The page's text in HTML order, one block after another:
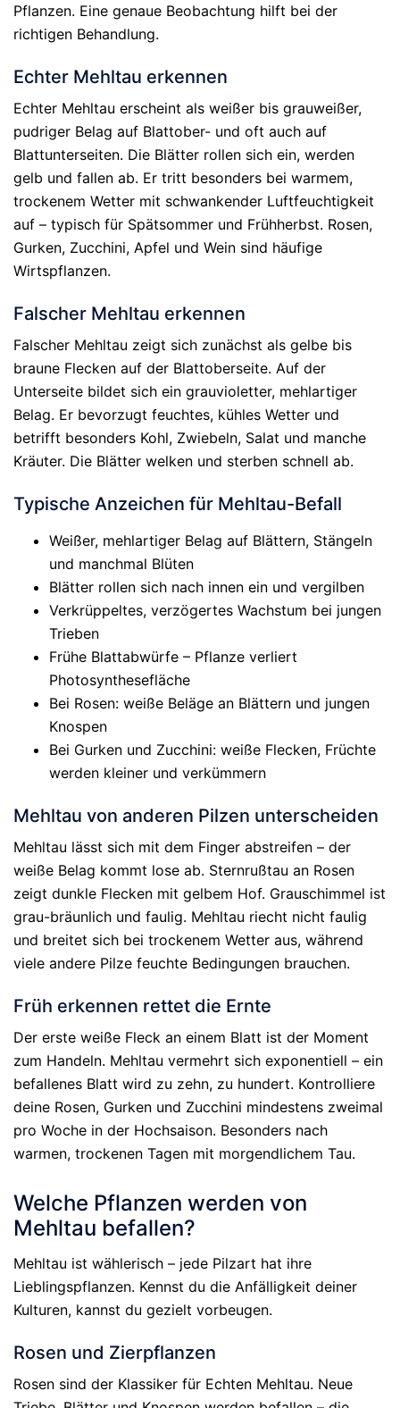
Pflanzen. Eine genaue Beobachtung hilft bei der
richtigen Behandlung.
Echter Mehltau erkennen
Echter Mehltau erscheint als weißer bis grauweißer,
pudriger Belag auf Blattober- und oft auch auf
Blattunterseiten. Die Blätter rollen sich ein, werden
gelb und fallen ab. Er tritt besonders bei warmem,
trockenem Wetter mit schwankender Luftfeuchtigkeit
auf – typisch für Spätsommer und Frühherbst. Rosen,
Gurken, Zucchini, Apfel und Wein sind häufige
Wirtspflanzen.
Falscher Mehltau erkennen
Falscher Mehltau zeigt sich zunächst als gelbe bis
braune Flecken auf der Blattoberseite. Auf der
Unterseite bildet sich ein grauvioletter, mehlartiger
Belag. Er bevorzugt feuchtes, kühles Wetter und
betrifft besonders Kohl, Zwiebeln, Salat und manche
Kräuter. Die Blätter welken und sterben schnell ab.
Typische Anzeichen für Mehltau-Befall
Weißer, mehlartiger Belag auf Blättern, Stängeln
und manchmal Blüten
Blätter rollen sich nach innen ein und vergilben
Verkrüppeltes, verzögertes Wachstum bei jungen
Trieben
Frühe Blattabwürfe – Pflanze verliert
Photosynthesefläche
Bei Rosen: weiße Beläge an Blättern und jungen
Knospen
Bei Gurken und Zucchini: weiße Flecken, Früchte
werden kleiner und verkümmern
Mehltau von anderen Pilzen unterscheiden
Mehltau lässt sich mit dem Finger abstreifen – der
weiße Belag kommt lose ab. Sternrußtau an Rosen
zeigt dunkle Flecken mit gelbem Hof. Grauschimmel ist
grau-bräunlich und faulig. Mehltau riecht nicht faulig
und breitet sich bei trockenem Wetter aus, während
viele andere Pilze feuchte Bedingungen brauchen.
Früh erkennen rettet die Ernte
Der erste weiße Fleck an einem Blatt ist der Moment
zum Handeln. Mehltau vermehrt sich exponentiell – ein
befallenes Blatt wird zu zehn, zu hundert. Kontrolliere
deine Rosen, Gurken und Zucchini mindestens zweimal
pro Woche in der Hochsaison. Besonders nach
warmen, trockenen Tagen mit morgendlichem Tau.
Welche Pflanzen werden von
Mehltau befallen?
Mehltau ist wählerisch – jede Pilzart hat ihre
Lieblingspflanzen. Kennst du die Anfälligkeit deiner
Kulturen, kannst du gezielt vorbeugen.
Rosen und Zierpflanzen
Rosen sind der Klassiker für Echten Mehltau. Neue